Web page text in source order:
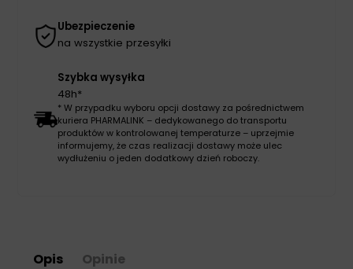
Ubezpieczenie
na wszystkie przesyłki
Szybka wysyłka
48h*
* W przypadku wyboru opcji dostawy za pośrednictwem
kuriera PHARMALINK – dedykowanego do transportu
produktów w kontrolowanej temperaturze – uprzejmie
informujemy, że czas realizacji dostawy może ulec
wydłużeniu o jeden dodatkowy dzień roboczy.
Opis Opinie